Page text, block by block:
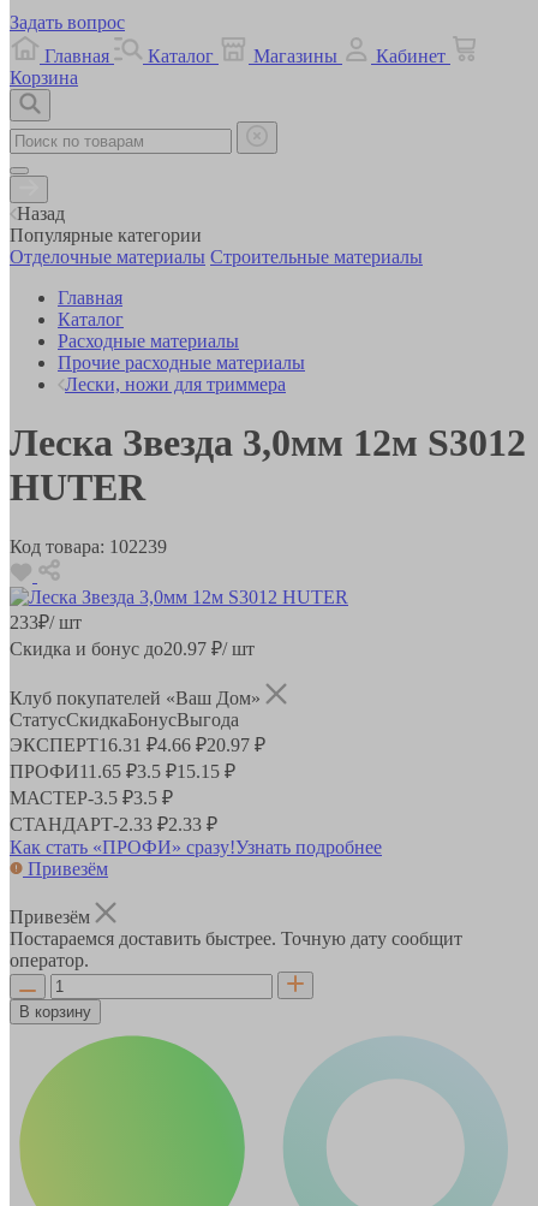
Задать вопрос
Главная
Каталог Магазины
Кабинет
Корзина
Назад
Популярные категории
Отделочные материалы Строительные материалы
Главная
Каталог
Расходные материалы
Прочие расходные материалы
Лески, ножи для триммера
Леска Звезда 3,0мм 12м S3012
HUTER
Код товара: 102239
233₽/ шт
Скидка и бонус до20.97 ₽/ шт
Клуб покупателей «Ваш Дом»
СтатусСкидкаБонусВыгода
ЭКСПЕРТ16.31 ₽4.66 ₽20.97 ₽
ПРОФИ11.65 ₽3.5 ₽15.15 ₽
МАСТЕР-3.5 ₽3.5 ₽
СТАНДАРТ-2.33 ₽2.33 ₽
Как стать «ПРОФИ» сразу!Узнать подробнее
Привезём
Привезём
Постараемся доставить быстрее. Точную дату сообщит
оператор.
В корзину